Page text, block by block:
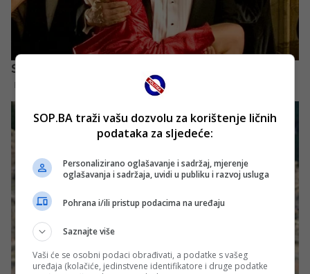
SOP.BA traži vašu dozvolu za korištenje ličnih
podataka za sljedeće:
Personalizirano oglašavanje i sadržaj, mjerenje
oglašavanja i sadržaja, uvidi u publiku i razvoj usluga
Pohrana i/ili pristup podacima na uređaju
Saznajte više
Vaši će se osobni podaci obrađivati, a podatke s vašeg
uređaja (kolačiće, jedinstvene identifikatore i druge podatke